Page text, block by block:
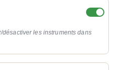
les instruments dans